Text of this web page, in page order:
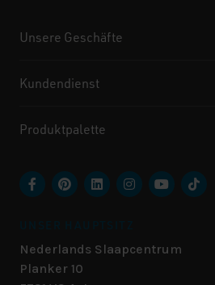
Unsere Geschäfte
Kundendienst
Produktpalette
Nederlands Slaapcentrum
Planker 10